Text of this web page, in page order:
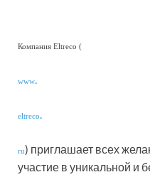
Компания Eltreco (
www.
eltreco.
ru) приглашает всех
участие в уникальной и